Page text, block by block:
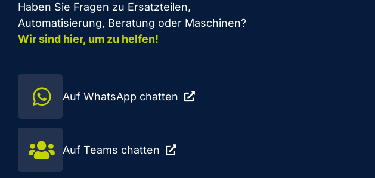
Haben Sie Fragen zu Ersatzteilen,
Automatisierung, Beratung oder Maschinen?
Wir sind hier, um zu helfen!
Auf WhatsApp chatten
Auf Teams chatten